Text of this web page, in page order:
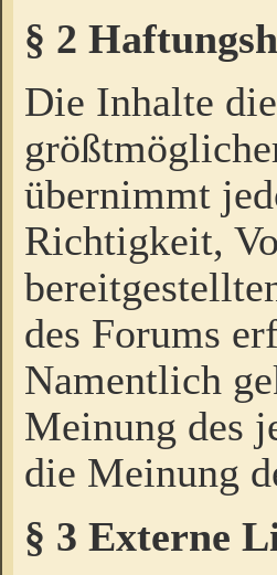
§ 2
Die Inhalte
übernimmt
Richtigkeit,
des Forums
Namentlich
Meinung des
die Meinung
§ 3 Externe